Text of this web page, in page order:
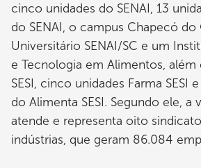
cinco unidades do SENAI, 13
do SENAI, o campus Chapecó do
Universitário SENAI/SC e um
e Tecnologia em Alimentos,
SESI, cinco unidades Farma SESI
do Alimenta SESI. Segundo ele, a
atende e representa oito
indústrias, que geram 86.084